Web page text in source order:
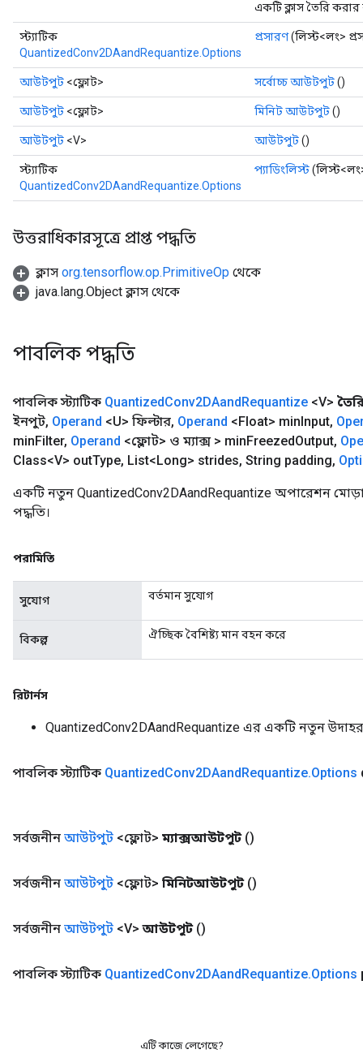
একটি ক্লাস তৈরি করার
স্ট্যাটিক
QuantizedConv2DAandRequantize.Options
প্রসারণ(লিস্ট<লং>
আউটপুট <ফ্লোট> সর্বোচ্চ আউটপুট()
আউটপুট <ফ্লোট> মিনিট আউটপুট()
আউটপুট <V> আউটপুট()
স্ট্যাটিক
QuantizedConv2DAandRequantize.Options
প্যাডিংলিস্ট
উত্তরাধিকারসূত্রে প্রাপ্ত পদ্ধতি
ক্লাস org.tensorflow.op.PrimitiveOp থেকে
java.lang.Object ক্লাস থেকে
পাবলিক পদ্ধতি
পাবলিক স্ট্যাটিক QuantizedConv2DAandRequantize <V>
ইনপুট, Operand <U> ফিল্টার, Operand <Float> minInput,
minFilter, Operand <ফ্লোট> ও ম্যাক্স > minFreezedOutput,
Class<V> outType, List<Long> strides, String padding,
একটি নতুন QuantizedConv2DAandRequantize অপারেশন
পদ্ধতি।
পরামিতি
সুযোগ বর্তমান সুযোগ
বিকল্প ঐচ্ছিক বৈশিষ্ট্য মান বহন করে
রিটার্নস
QuantizedConv2DAandRequantize এর একটি নতুন
পাবলিক স্ট্যাটিক QuantizedConv2DAandRequantize.Options
সর্বজনীন আউটপুট <ফ্লোট> ম্যাক্সআউটপুট ()
সর্বজনীন আউটপুট <ফ্লোট> মিনিটআউটপুট ()
সর্বজনীন আউটপুট <V> আউটপুট ()
পাবলিক স্ট্যাটিক QuantizedConv2DAandRequantize.Options
এটি কাজে লেগেছে?